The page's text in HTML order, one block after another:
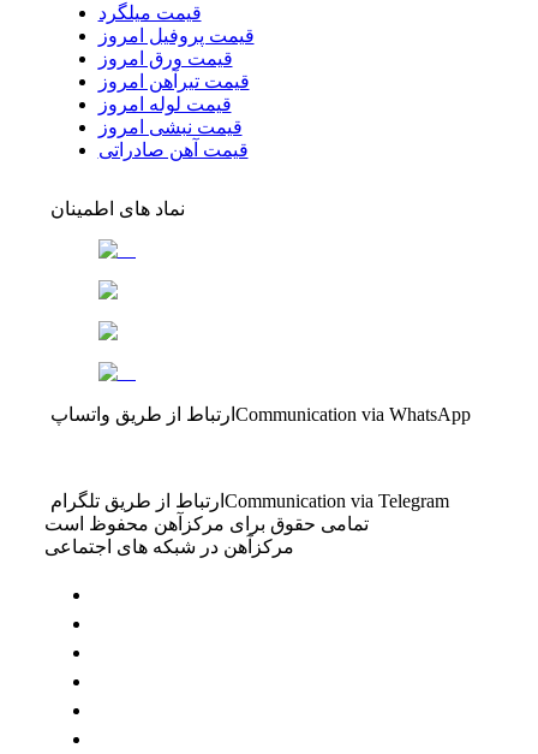
قیمت میلگرد
قیمت پروفیل امروز
قیمت ورق امروز
قیمت تیرآهن امروز
قیمت لوله امروز
قیمت نبشی امروز
قیمت آهن صادراتی
نماد های اطمینان
ارتباط از طریق واتساپ Communication via WhatsApp
ارتباط از طریق تلگرام Communication via Telegram
تمامی حقوق برای مرکزآهن محفوظ است
مرکزآهن در شبکه های اجتماعی